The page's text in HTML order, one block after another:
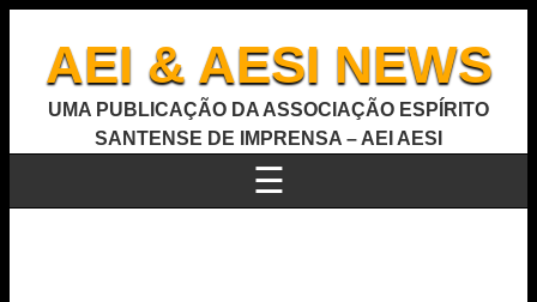
AEI & AESI NEWS
UMA PUBLICAÇÃO DA ASSOCIAÇÃO ESPÍRITO
SANTENSE DE IMPRENSA – AEI AESI
☰